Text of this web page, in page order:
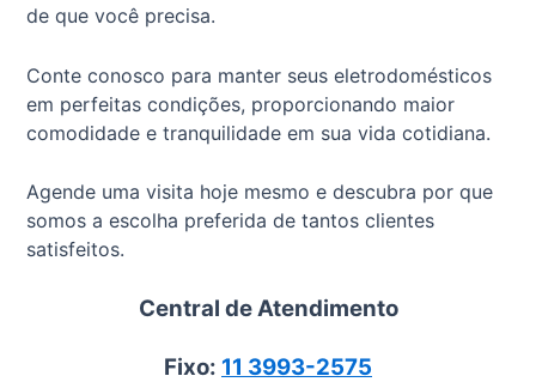
de que você precisa.
Conte conosco para manter seus eletrodomésticos
em perfeitas condições, proporcionando maior
comodidade e tranquilidade em sua vida cotidiana.
Agende uma visita hoje mesmo e descubra por que
somos a escolha preferida de tantos clientes
satisfeitos.
Central de Atendimento
Fixo: 11 3993-2575